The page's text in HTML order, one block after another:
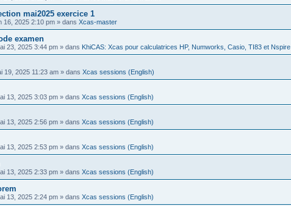
mai2025 exercice 1
16, 2025 2:10 pm » dans Xcas-master
examen
23, 2025 3:44 pm » dans KhiCAS: Xcas pour calculatrices HP, Numworks, Casio, TI83 et Nspire
19, 2025 11:23 am » dans Xcas sessions (English)
13, 2025 3:03 pm » dans Xcas sessions (English)
13, 2025 2:56 pm » dans Xcas sessions (English)
13, 2025 2:53 pm » dans Xcas sessions (English)
13, 2025 2:33 pm » dans Xcas sessions (English)
13, 2025 2:24 pm » dans Xcas sessions (English)